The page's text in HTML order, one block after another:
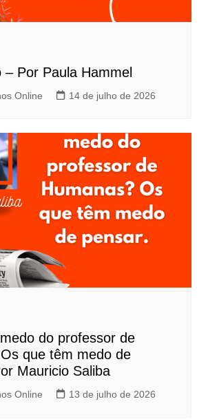
– Por Paula Hammel
Online 14 de julho de 2026
do professor de
que têm medo de
Mauricio Saliba
Online 13 de julho de 2026